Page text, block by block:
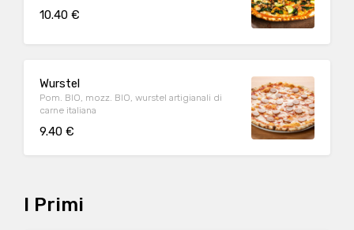
10.40 €
Wurstel
Pom. BIO, mozz. BIO, wurstel artigianali di
carne italiana
9.40 €
I Primi